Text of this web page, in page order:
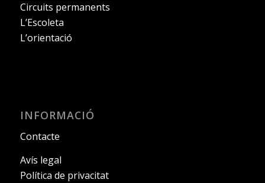
Circuits permanents
L’Escoleta
L’orientació
INFORMACIÓ
Contacte
Avís legal
Política de privacitat